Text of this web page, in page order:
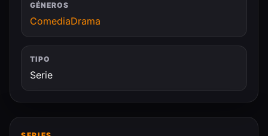
GÉNEROS
ComediaDrama
TIPO
Serie